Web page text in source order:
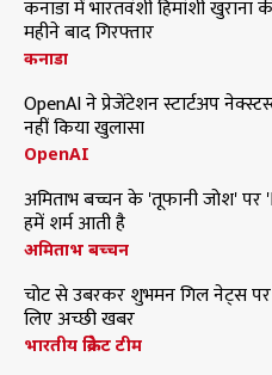
कनाडा में भारतवंशी हिमांशी खुराना
महीने बाद गिरफ्तार
कनाडा
OpenAI ने प्रेजेंटेशन स्टार्टअप
नहीं किया खुलासा
OpenAI
अमिताभ बच्चन के 'तूफानी जोश'
हमें शर्म आती है
अमिताभ बच्चन
चोट से उबरकर शुभमन गिल नेट्स
लिए अच्छी खबर
भारतीय क्रिकेट टीम